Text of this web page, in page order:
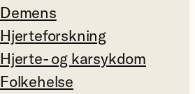
Demens
Hjerteforskning
Hjerte- og karsykdom
Folkehelse